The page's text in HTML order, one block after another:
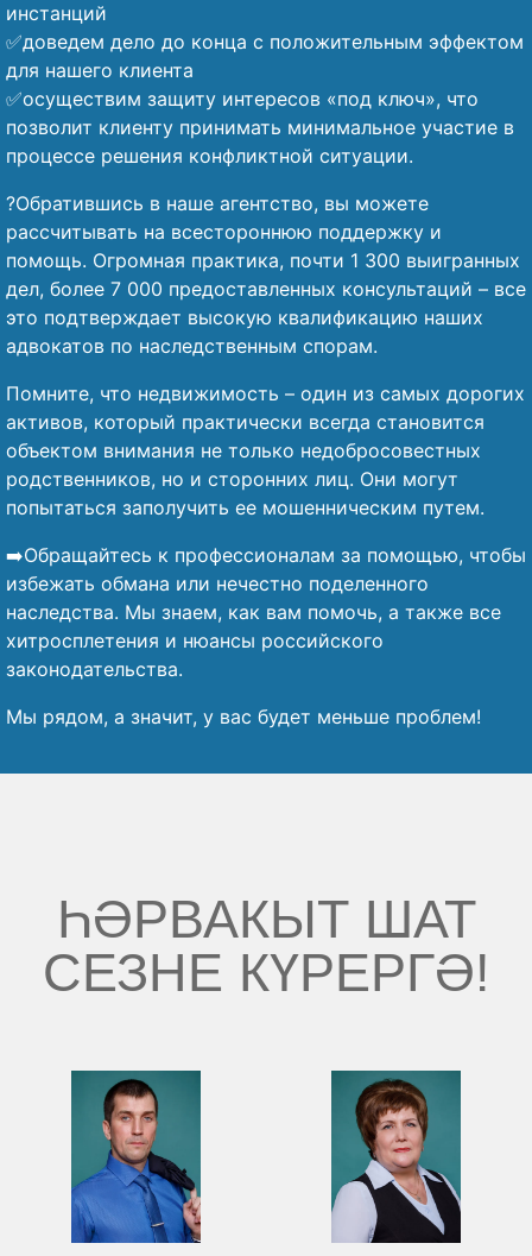
инстанций
✅доведем дело до конца с положительным эффектом
для нашего клиента
✅осуществим защиту интересов «под ключ», что
позволит клиенту принимать минимальное участие в
процессе решения конфликтной ситуации.
?Обратившись в наше агентство, вы можете
рассчитывать на всестороннюю поддержку и
помощь. Огромная практика, почти 1 300 выигранных
дел, более 7 000 предоставленных консультаций – все
это подтверждает высокую квалификацию наших
адвокатов по наследственным спорам.
Помните, что недвижимость – один из самых дорогих
активов, который практически всегда становится
объектом внимания не только недобросовестных
родственников, но и сторонних лиц. Они могут
попытаться заполучить ее мошенническим путем.
➡️Обращайтесь к профессионалам за помощью, чтобы
избежать обмана или нечестно поделенного
наследства. Мы знаем, как вам помочь, а также все
хитросплетения и нюансы российского
законодательства.
Мы рядом, а значит, у вас будет меньше проблем!
ҺӘРВАКЫТ ШАТ
СЕЗНЕ КҮРЕРГӘ!